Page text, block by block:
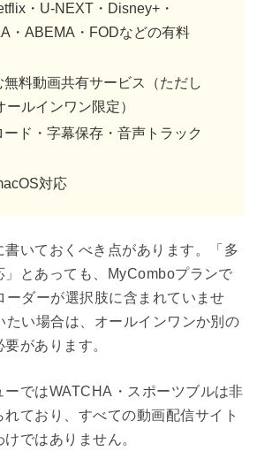
・U-NEXT・Disney+・
・ABEMA・FODなどの有料
無料動画共有サービス（ただし
ールインワン限定）
ド・字幕保存・音声トラック
対応
書いておくべき点があります。「多
」とあっても、MyComboプランで
ーダーが選択肢に含まれていませ
たい場合は、オールインワンか別の
があります。
ーではWATCHA・スポーツブルは非
ており、すべての動画配信サイト
ではありません。